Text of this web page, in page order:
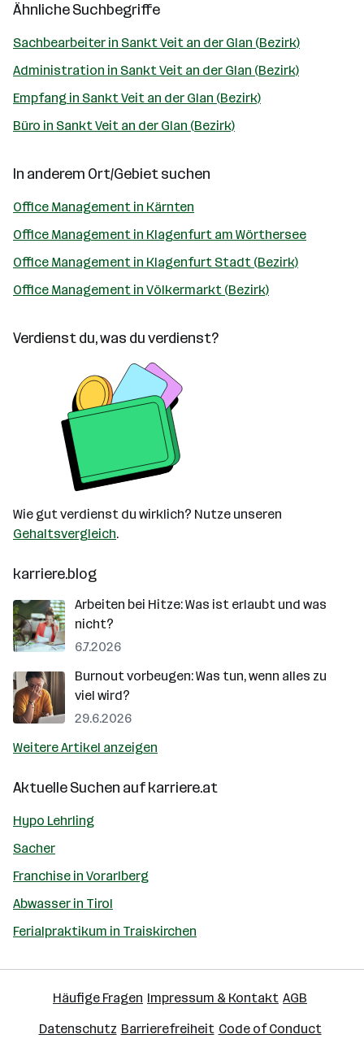
Ähnliche Suchbegriffe
Sachbearbeiter in Sankt Veit an der Glan (Bezirk)
Administration in Sankt Veit an der Glan (Bezirk)
Empfang in Sankt Veit an der Glan (Bezirk)
Büro in Sankt Veit an der Glan (Bezirk)
In anderem Ort/Gebiet suchen
Office Management in Kärnten
Office Management in Klagenfurt am Wörthersee
Office Management in Klagenfurt Stadt (Bezirk)
Office Management in Völkermarkt (Bezirk)
Verdienst du, was du verdienst?
Wie gut verdienst du wirklich? Nutze unseren
Gehaltsvergleich.
karriere.blog
Arbeiten bei Hitze: Was ist erlaubt und was
nicht?
6.7.2026
Burnout vorbeugen: Was tun, wenn alles zu
viel wird?
29.6.2026
Weitere Artikel anzeigen
Aktuelle Suchen aufkarriere.at
Hypo Lehrling
Sacher
Franchise in Vorarlberg
Abwasser in Tirol
Ferialpraktikum in Traiskirchen
Häufige Fragen Impressum & Kontakt AGB
Datenschutz Barrierefreiheit Code of Conduct